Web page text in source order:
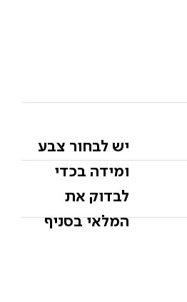
יש לבחור צבע
ומידה בכדי
לבדוק את
המלאי בסניף